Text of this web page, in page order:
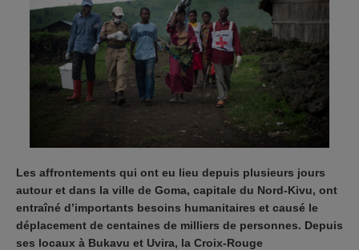
Les affrontements qui ont eu lieu depuis plusieurs jours
autour et dans la ville de Goma, capitale du Nord-Kivu, ont
entraîné d’importants besoins humanitaires et causé le
déplacement de centaines de milliers de personnes. Depuis
ses locaux à Bukavu et Uvira, la Croix-Rouge